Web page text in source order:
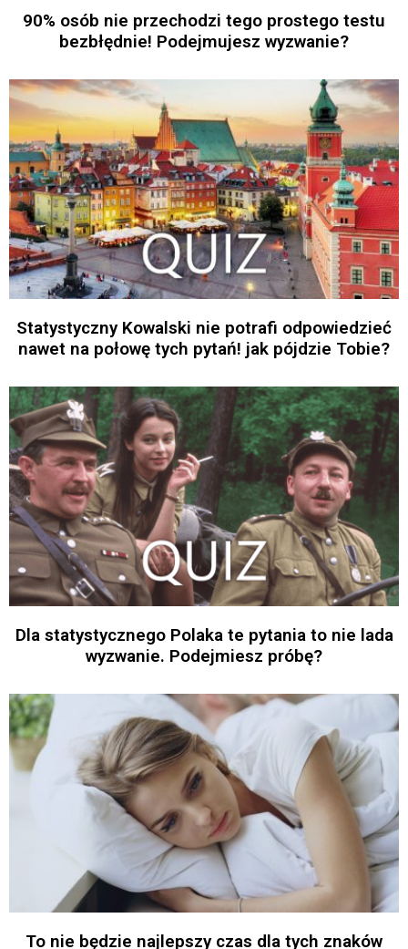
90% osób nie przechodzi tego prostego testu
bezbłędnie! Podejmujesz wyzwanie?
Statystyczny Kowalski nie potrafi odpowiedzieć
nawet na połowę tych pytań! jak pójdzie Tobie?
Dla statystycznego Polaka te pytania to nie lada
wyzwanie. Podejmiesz próbę?
To nie będzie najlepszy czas dla tych znaków